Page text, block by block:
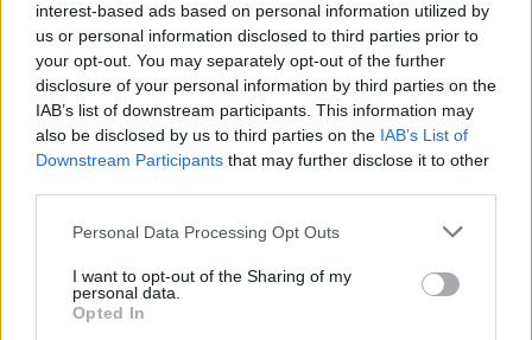
interest-based ads based on personal information utilized by
us or personal information disclosed to third parties prior to
your opt-out. You may separately opt-out of the further
disclosure of your personal information by third parties on the
IAB’s list of downstream participants. This information may
also be disclosed by us to third parties on the IAB’s List of
Downstream Participants that may further disclose it to other
Personal Data Processing Opt Outs
I want to opt-out of the Sharing of my
personal data.
Opted In
SOUVISEJÍCÍ ČLÁNKY
VÍCE OD AUTORA
Vedení města po roce otočilo. Zastupitel
Václav Dvořák připomíná ztracený čas
u 2. polikliniky
Váš názor
Opoziční zastupitel Václav Dvořák
zastupitelstvo podle něj odhalilo staré
problémy